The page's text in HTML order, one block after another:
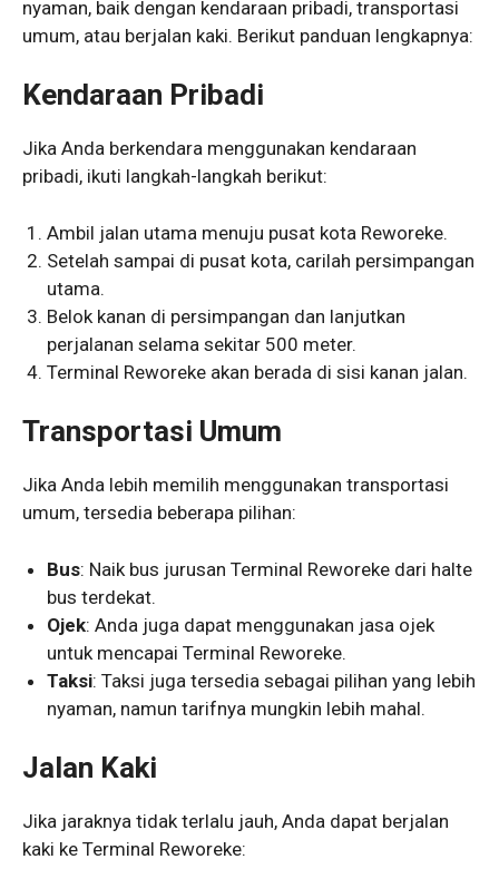
nyaman, baik dengan kendaraan pribadi, transportasi
umum, atau berjalan kaki. Berikut panduan lengkapnya:
Kendaraan Pribadi
Jika Anda berkendara menggunakan kendaraan
pribadi, ikuti langkah-langkah berikut:
Ambil jalan utama menuju pusat kota Reworeke.
Setelah sampai di pusat kota, carilah persimpangan
utama.
Belok kanan di persimpangan dan lanjutkan
perjalanan selama sekitar 500 meter.
Terminal Reworeke akan berada di sisi kanan jalan.
Transportasi Umum
Jika Anda lebih memilih menggunakan transportasi
umum, tersedia beberapa pilihan:
Bus: Naik bus jurusan Terminal Reworeke dari halte
bus terdekat.
Ojek: Anda juga dapat menggunakan jasa ojek
untuk mencapai Terminal Reworeke.
Taksi: Taksi juga tersedia sebagai pilihan yang lebih
nyaman, namun tarifnya mungkin lebih mahal.
Jalan Kaki
Jika jaraknya tidak terlalu jauh, Anda dapat berjalan
kaki ke Terminal Reworeke: